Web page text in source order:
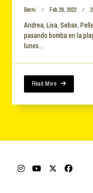
Berni Feb 28, 2022
Andrea, Lisa, Sebas,
pasando bomba en la
lunes...
Read More